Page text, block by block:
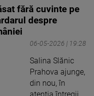
fără cuvinte pe
despre
06-05-2026 | 19:28
Salina Slănic
Prahova ajunge,
din nou, în